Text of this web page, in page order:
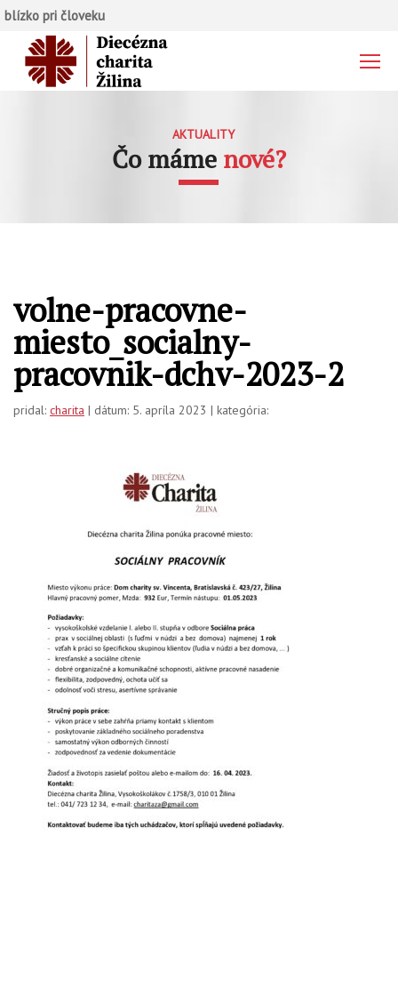
blízko pri človeku
AKTUALITY
Čo máme nové?
volne-pracovne-
miesto_socialny-
pracovnik-dchv-2023-2
pridal: charita | dátum: 5. apríla 2023 | kategória: